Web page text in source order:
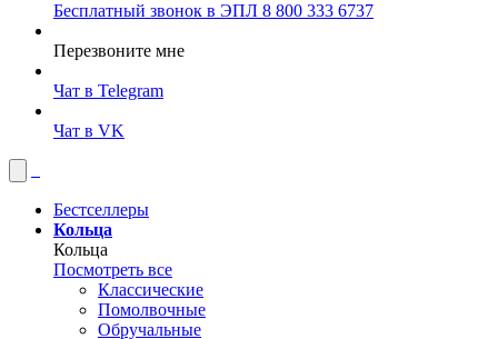
Бесплатный звонок в ЭПЛ 8 800 333 6737
Перезвоните мне
Чат в Telegram
Чат в VK
Бестселлеры
Кольца
Кольца
Посмотреть все
Классические
Помолвочные
Обручальные